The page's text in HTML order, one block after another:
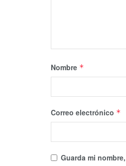
Nombre *
Correo electrónico *
Guarda mi